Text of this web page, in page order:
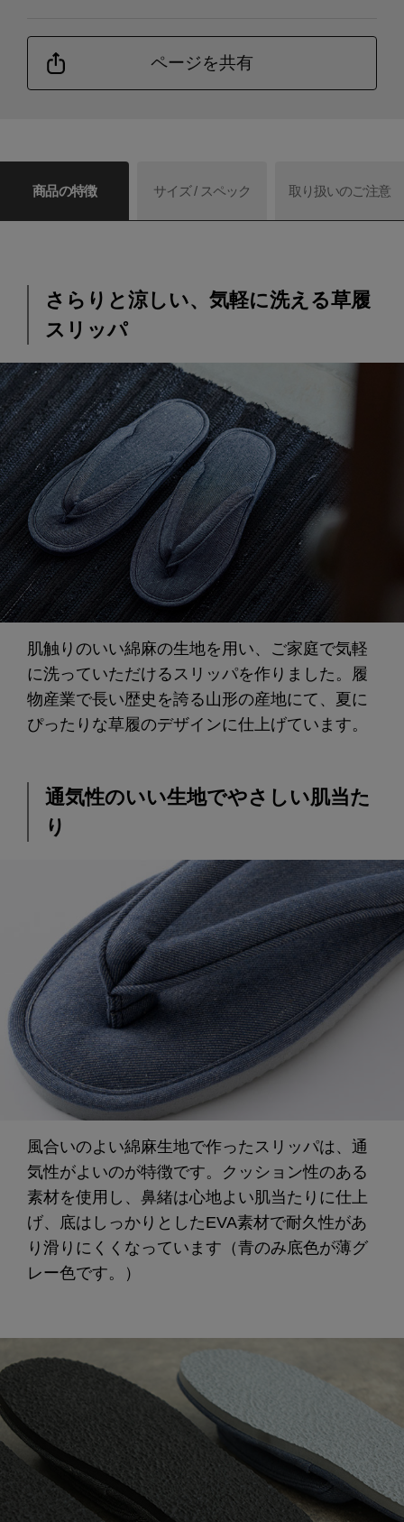
ページを共有
商品の特徴 サイズ / スペック 取り扱いのご注意
さらりと涼しい、気軽に洗える草履
スリッパ
肌触りのいい綿麻の生地を用い、ご家庭で気軽
に洗っていただけるスリッパを作りました。履
物産業で長い歴史を誇る山形の産地にて、夏に
ぴったりな草履のデザインに仕上げています。
通気性のいい生地でやさしい肌当た
り
風合いのよい綿麻生地で作ったスリッパは、通
気性がよいのが特徴です。クッション性のある
素材を使用し、鼻緒は心地よい肌当たりに仕上
げ、底はしっかりとしたEVA素材で耐久性があ
り滑りにくくなっています（青のみ底色が薄グ
レー色です。）